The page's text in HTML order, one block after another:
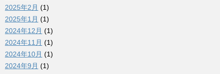
2025年2月 (1)
2025年1月 (1)
2024年12月 (1)
2024年11月 (1)
2024年10月 (1)
2024年9月 (1)